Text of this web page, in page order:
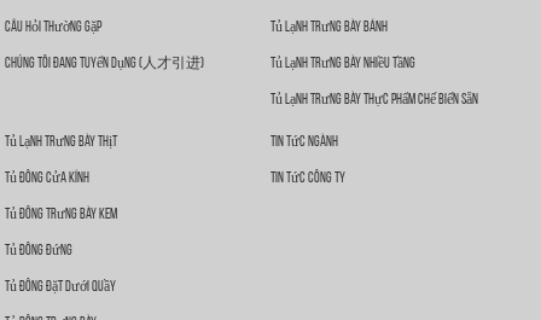
Câu Hỏi Thường Gặp
Chúng Tôi Đang Tuyển Dụng (人才引进)
Tủ Lạnh Trưng Bày Bánh
Tủ Lạnh Trưng Bày Nhiều Tầng
Tủ Lạnh Trưng Bày Thực Phẩm Chế Biến Sẵn
Tủ Lạnh Trưng Bày Thịt
Tủ Đông Cửa Kính
Tủ Đông Trưng Bày Kem
Tủ Đông Đứng
Tủ Đông Đặt Dưới Quầy
Tin Tức Ngành
Tin Tức Công Ty